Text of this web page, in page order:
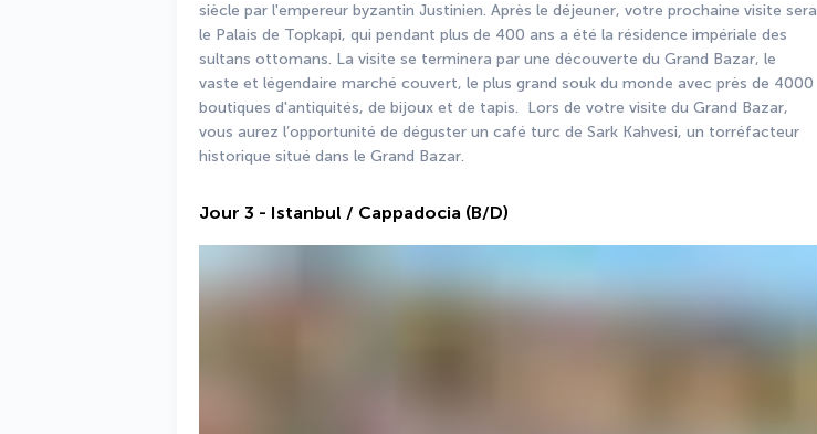
siècle par l'empereur byzantin Justinien. Après le déjeuner, votre prochaine visite sera
le Palais de Topkapi, qui pendant plus de 400 ans a été la résidence impériale des
sultans ottomans. La visite se terminera par une découverte du Grand Bazar, le
vaste et légendaire marché couvert, le plus grand souk du monde avec près de 4000
boutiques d'antiquités, de bijoux et de tapis.  Lors de votre visite du Grand Bazar,
vous aurez l’opportunité de déguster un café turc de Sark Kahvesi, un torréfacteur
historique situé dans le Grand Bazar.
Jour 3 - Istanbul / Cappadocia (B/D)